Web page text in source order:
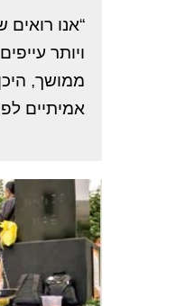
“אנו רואים
ויותר
ממושך,
אמיתיים